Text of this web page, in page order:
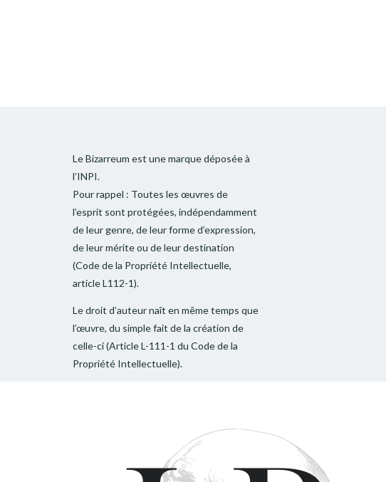
Le Bizarreum est une marque déposée à
l’INPI.
Pour rappel : Toutes les œuvres de
l’esprit sont protégées, indépendamment
de leur genre, de leur forme d’expression,
de leur mérite ou de leur destination
(Code de la Propriété Intellectuelle,
article L112-1).
Le droit d’auteur naît en même temps que
l’œuvre, du simple fait de la création de
celle-ci (Article L-111-1 du Code de la
Propriété Intellectuelle).